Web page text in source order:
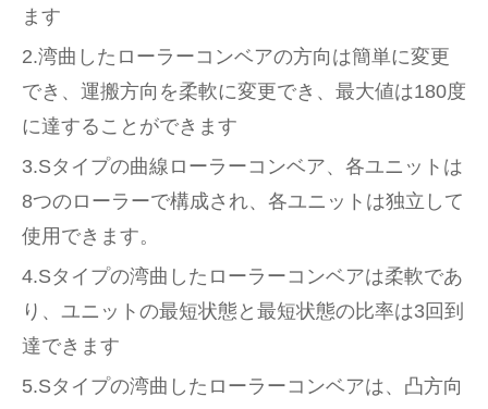
ます
2.湾曲したローラーコンベアの方向は簡単に変更
でき、運搬方向を柔軟に変更でき、最大値は180度
に達することができます
3.Sタイプの曲線ローラーコンベア、各ユニットは
8つのローラーで構成され、各ユニットは独立して
使用できます。
4.Sタイプの湾曲したローラーコンベアは柔軟であ
り、ユニットの最短状態と最短状態の比率は3回到
達できます
5.Sタイプの湾曲したローラーコンベアは、凸方向